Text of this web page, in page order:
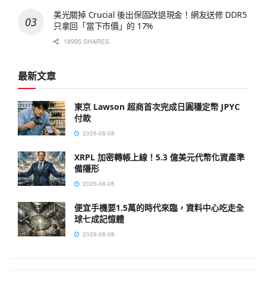
美光關掉 Crucial 後出保固改退現金！網友送修 DDR5
只拿回「當下市價」的 17%
18995 SHARES
最新文章
東京 Lawson 超商首次完成日圓穩定幣 JPYC
付款
2026-08-08
XRPL 加密轉帳上線！5.3 億美元代幣化資產準
備隱形
2026-08-08
便宜手機要1.5萬的時代來臨，資料中心吃走全
球七成記憶體
2026-08-08